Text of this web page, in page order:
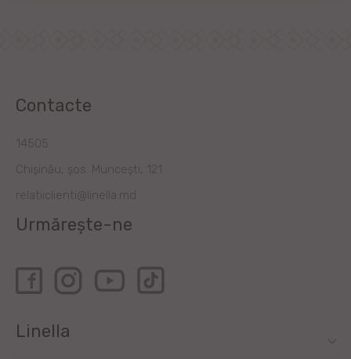
Contacte
14505
Chișinău, șos. Muncești, 121
relatiiclienti@linella.md
Urmărește-ne
Linella